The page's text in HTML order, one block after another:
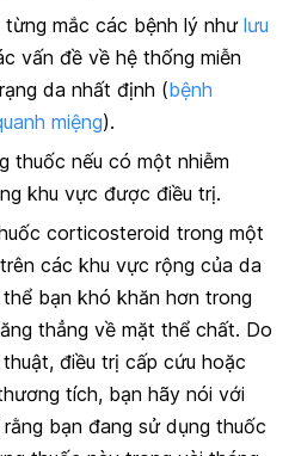
mắc các bệnh lý như lưu
vấn đề về hệ thống miễn
da nhất định (bệnh
miệng).
thuốc nếu có một nhiễm
khu vực được điều trị.
corticosteroid trong một
các khu vực rộng của da
bạn khó khăn hơn trong
thẳng về mặt thể chất. Do
điều trị cấp cứu hoặc
tích, bạn hãy nói với
bạn đang sử dụng thuốc